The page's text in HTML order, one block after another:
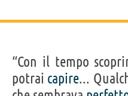
“Con il tempo
potrai capire...